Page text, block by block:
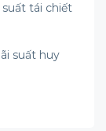
suất tái chiết
suất huy